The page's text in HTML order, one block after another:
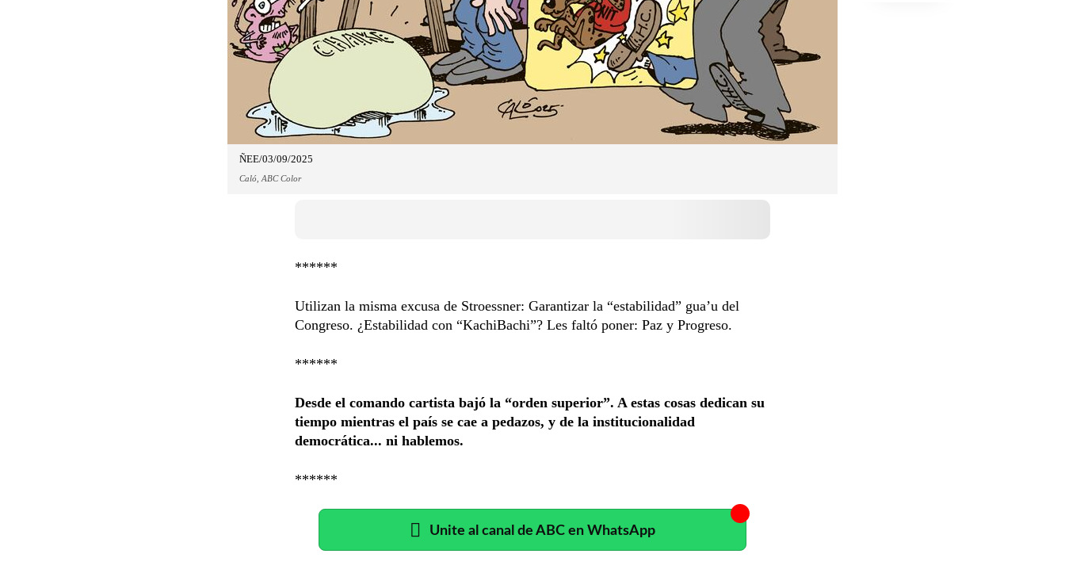
ÑEE/03/09/2025
Caló, ABC Color
******
Utilizan la misma excusa de Stroessner: Garantizar la “estabilidad” gua’u del
Congreso. ¿Estabilidad con “KachiBachi”? Les faltó poner: Paz y Progreso.
******
Desde el comando cartista bajó la “orden superior”. A estas cosas dedican su
tiempo mientras el país se cae a pedazos, y de la institucionalidad
democrática... ni hablemos.
******
Unite al canal de ABC en WhatsApp